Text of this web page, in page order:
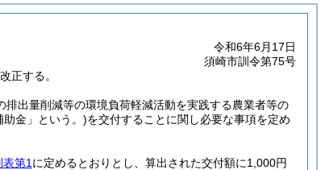
令和6年6月17日
須崎市訓令第75号
正する。
出量削減等の環境負荷軽減活動を実践する農業者等の
助金」という。)を交付することに関し必要な事項を定め
表第1 に定めるとおりとし、算出された交付額に1,000円